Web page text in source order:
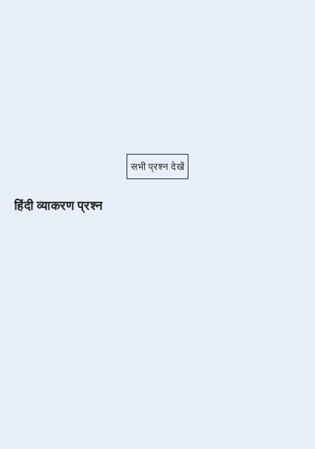
सभी प्रश्न देखें
हिंदी व्याकरण प्रश्न